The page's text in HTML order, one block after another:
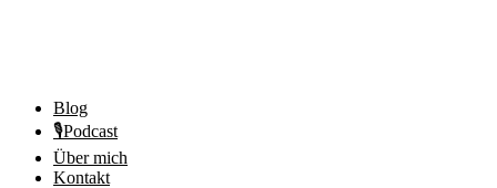
Blog
🎙️Podcast
Über mich
Kontakt